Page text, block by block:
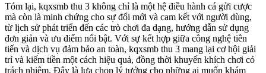
Tóm lại, kqxsmb thu 3 không chỉ là một hệ điều hành cá gửi cược
mà còn là minh chứng cho sự đổi mới và cam kết với người dùng,
từ lịch sử phát triển đến các trò chơi đa dạng, hướng dẫn sử dụng
đơn giản và ưu điểm nổi bật. Với sự kết hợp giữa công nghệ tiên
tiến và dịch vụ đảm bảo an toàn, kqxsmb thu 3 mang lại cơ hội giải
trí và kiếm tiền một cách hiệu quả, đồng thời khuyến khích chơi có
trách nhiệm. Đây là lựa chọn lý tưởng cho những ai muốn khám